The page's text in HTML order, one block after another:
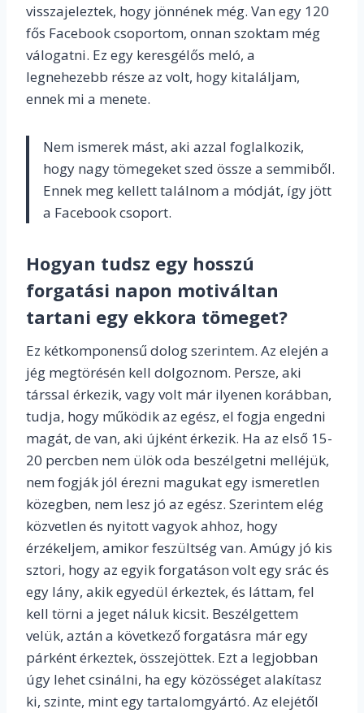
visszajeleztek, hogy jönnének még. Van egy 120
fős Facebook csoportom, onnan szoktam még
válogatni. Ez egy keresgélős meló, a
legnehezebb része az volt, hogy kitaláljam,
ennek mi a menete.
Nem ismerek mást, aki azzal foglalkozik,
hogy nagy tömegeket szed össze a semmiből.
Ennek meg kellett találnom a módját, így jött
a Facebook csoport.
Hogyan tudsz egy hosszú
forgatási napon motiváltan
tartani egy ekkora tömeget?
Ez kétkomponensű dolog szerintem. Az elején a
jég megtörésén kell dolgoznom. Persze, aki
társsal érkezik, vagy volt már ilyenen korábban,
tudja, hogy működik az egész, el fogja engedni
magát, de van, aki újként érkezik. Ha az első 15-
20 percben nem ülök oda beszélgetni melléjük,
nem fogják jól érezni magukat egy ismeretlen
közegben, nem lesz jó az egész. Szerintem elég
közvetlen és nyitott vagyok ahhoz, hogy
érzékeljem, amikor feszültség van. Amúgy jó kis
sztori, hogy az egyik forgatáson volt egy srác és
egy lány, akik egyedül érkeztek, és láttam, fel
kell törni a jeget náluk kicsit. Beszélgettem
velük, aztán a következő forgatásra már egy
párként érkeztek, összejöttek. Ezt a legjobban
úgy lehet csinálni, ha egy közösséget alakítasz
ki, szinte, mint egy tartalomgyártó. Az elejétől